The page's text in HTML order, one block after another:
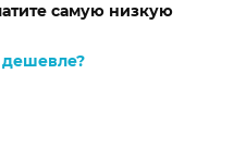
самую низкую